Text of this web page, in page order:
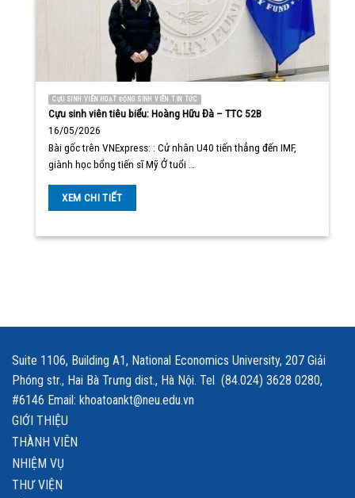
CỰU SINH VIÊN HOẠT ĐỘNG SINH VIÊN TIN TỨC
Cựu sinh viên tiêu biểu: Hoàng Hữu Đà – TTC 52B
16/05/2026
Bài gốc trên VNExpress: : Cử nhân U40 tiến thẳng đến IMF,
giành học bổng tiến sĩ Mỹ Ở tuổi …
XEM CHI TIẾT
Suite 1106, Building A1, National Economics University, 207 Giải
Phóng str., Hai Bà Trưng dist., Hà Nội. Tel (84.024) 3628 0280,
#6146 Email: khoatoankt@neu.edu.vn
GIỚI THIỆU
THÀNH VIÊN
NHIỆM VỤ
THƯ VIỆN